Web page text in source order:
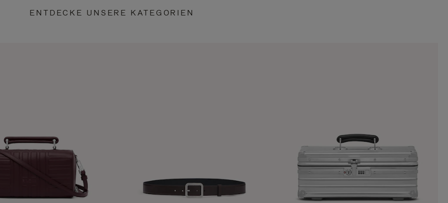
ENTDECKE UNSERE KATEGORIEN